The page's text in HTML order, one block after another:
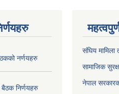
नर्णयहरु
निर्णयहरु
संघिय मामिला
सामाजिक
नेपाल